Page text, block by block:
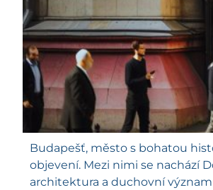
Budapešť, město s bohatou
objevení. Mezi nimi se nachází
architektura a duchovní